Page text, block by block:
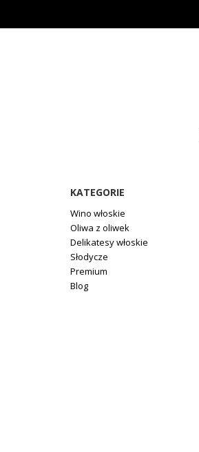
KATEGORIE
Wino włoskie
Oliwa z oliwek
Delikatesy włoskie
Słodycze
Premium
Blog